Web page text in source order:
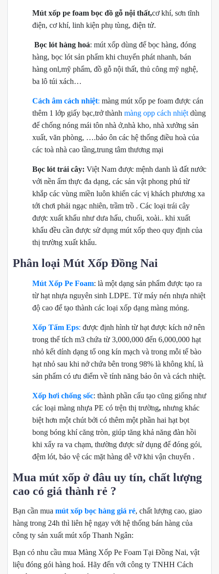
Mút xốp pe foam bọc đồ gỗ nội thất,cơ khí, sơn tĩnh
điện, cơ khí, linh kiện phụ tùng, điện tử.
Bọc lót hàng hoá: mút xốp dùng để bọc hàng, đóng
hàng, bọc lót sản phẩm khi chuyển phát nhanh, bán
hàng onl,mỹ phẩm, đồ gỗ nội thất, thủ công mỹ nghệ,
ba lô túi xách…
Cách âm cách nhiệt: màng mút xốp pe foam được cán
thêm 1 lớp giấy bạc,trở thành màng opp cách nhiệt dùng
để chống nóng mái tôn nhà ở,nhà kho, nhà xưởng sản
xuất, văn phòng, ….bảo ôn các hệ thống điều hoà của
các toà nhà cao tầng,trung tâm thương mại
Bọc lót trái cây: Việt Nam được mệnh danh là đất nước
với nền ẩm thực đa dạng, các sản vật phong phú từ
khắp các vùng miền luôn khiến các vị khách phương xa
tới chơi phải ngạc nhiên, trầm trồ . Các loại trái cây
được xuất khẩu như dưa hấu, chuối, xoài.. khi xuất
khẩu đều cần được sử dụng mút xốp theo quy định của
thị trường xuất khẩu.
Phân loại Mút Xốp Đồng Nai
Mút Xốp Pe Foam: là một dạng sản phẩm được tạo ra
từ hạt nhựa nguyên sinh LDPE. Từ máy nén nhựa nhiệt
độ cao để tạo thành các loại xốp dạng màng mỏng.
Xốp Tấm Eps: được định hình từ hạt được kích nở nên
trong thể tích m3 chứa từ 3,000,000 đến 6,000,000 hạt
nhỏ kết dính dạng tổ ong kín mạch và trong mỗi tế bào
hạt nhỏ sau khi nở chứa bên trong 98% là không khí, là
sản phẩm có ưu điểm về tính năng bảo ôn và cách nhiệt.
Xốp hơi chống sốc: thành phần cấu tạo cũng giống như
các loại màng nhựa PE có trện thị trường, nhưng khác
biệt hơn một chút bởi có thêm một phần hai hạt bọt
bong bóng khí căng tròn, giúp tăng khả năng đàn hồi
khi xẩy ra va chạm, thường được sử dụng để đóng gói,
đệm lót, bảo vệ các mặt hàng dễ vỡ khi vận chuyển .
Mua mút xốp ở đâu uy tín, chất lượng
cao có giá thành rẻ ?
Bạn cần mua mút xốp bọc hàng giá rẻ, chất lượng cao, giao
hàng trong 24h thì liên hệ ngay với hệ thống bán hàng của
công ty sản xuất mút xốp Thanh Ngân:
Bạn có nhu cầu mua Màng Xốp Pe Foam Tại Đồng Nai, vật
liệu đóng gói hàng hoá. Hãy đến với công ty TNHH Cách